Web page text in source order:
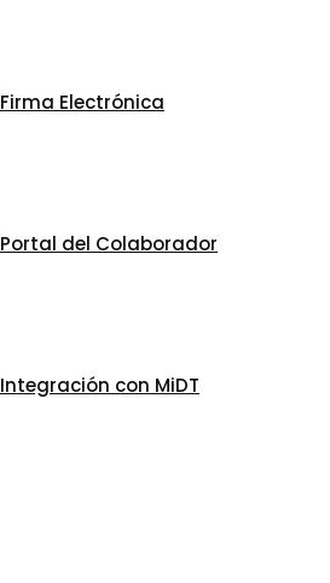
Firma Electrónica
Portal del Colaborador
Integración con MiDT